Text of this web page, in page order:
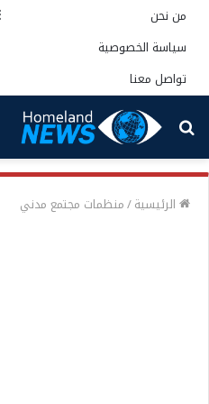
من نحن
سياسة الخصوصية
تواصل معنا
بحث
عن
الرئيسية/منظمات مجتمع مدني